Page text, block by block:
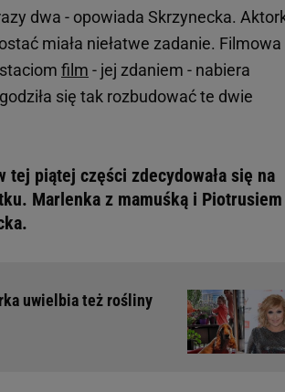
dwa - opowiada Skrzynecka.
miała niełatwe zadanie. Filmowa
film - jej zdaniem - nabiera
się tak rozbudować te dwie
piątej części zdecydowała się na
Marlenka z mamuśką i Piotrusiem
uwielbia też rośliny